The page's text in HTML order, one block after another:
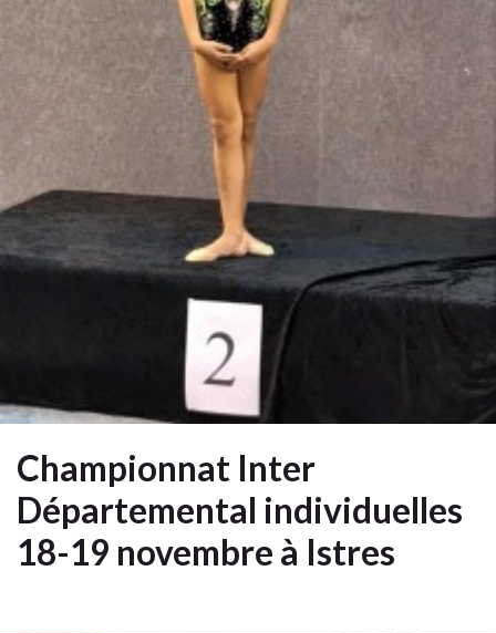
Championnat Inter
Départemental individuelles
18-19 novembre à Istres